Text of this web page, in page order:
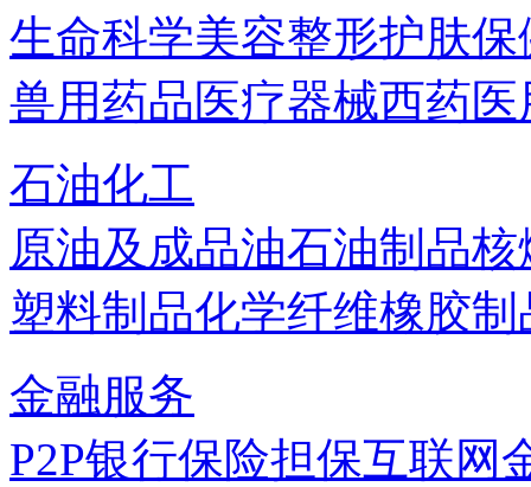
生命科学美容整形护肤保
兽用药品医疗器械西药
石油化工
原油及成品油石油制品核
塑料制品化学纤维橡胶制
金融服务
P2P银行保险担保互联网